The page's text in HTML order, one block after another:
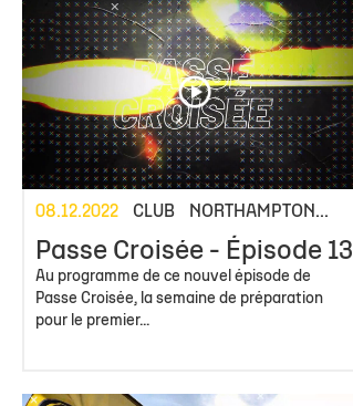
08.12.2022 CLUB NORTHAMPTON...
Passe Croisée - Épisode 13
Au programme de ce nouvel épisode de
Passe Croisée, la semaine de préparation
pour le premier...